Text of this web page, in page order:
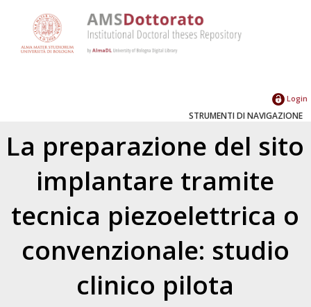
Login
STRUMENTI DI NAVIGAZIONE
La preparazione del sito
implantare tramite
tecnica piezoelettrica o
convenzionale: studio
clinico pilota